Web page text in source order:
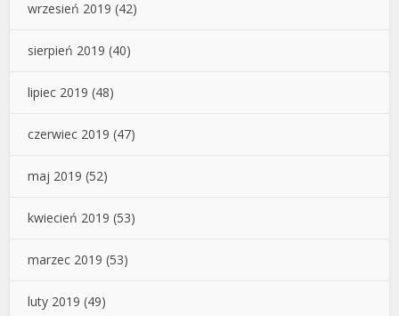
wrzesień 2019 (42)
sierpień 2019 (40)
lipiec 2019 (48)
czerwiec 2019 (47)
maj 2019 (52)
kwiecień 2019 (53)
marzec 2019 (53)
luty 2019 (49)